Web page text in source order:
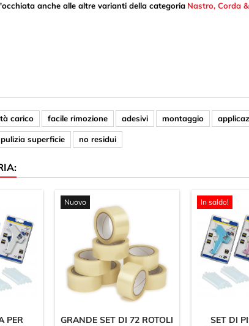
anche alle altre varianti della categoria Nastro, Corda
carico facile rimozione adesivi montaggio
pulizia superficie no residui
PER
Nuovo
GRANDE SET DI 72 ROTOLI
In saldo!
SET DI